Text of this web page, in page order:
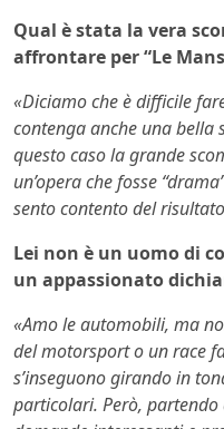
Qual è stata la vera
affrontare per “Le
«Diciamo che è difficile
contenga anche una
questo caso la grande
un’opera che fosse
sento contento del
Lei non è un uomo di
un appassionato
«Amo le automobili, ma
del motorsport o un race
s’inseguono girando in
particolari. Però,